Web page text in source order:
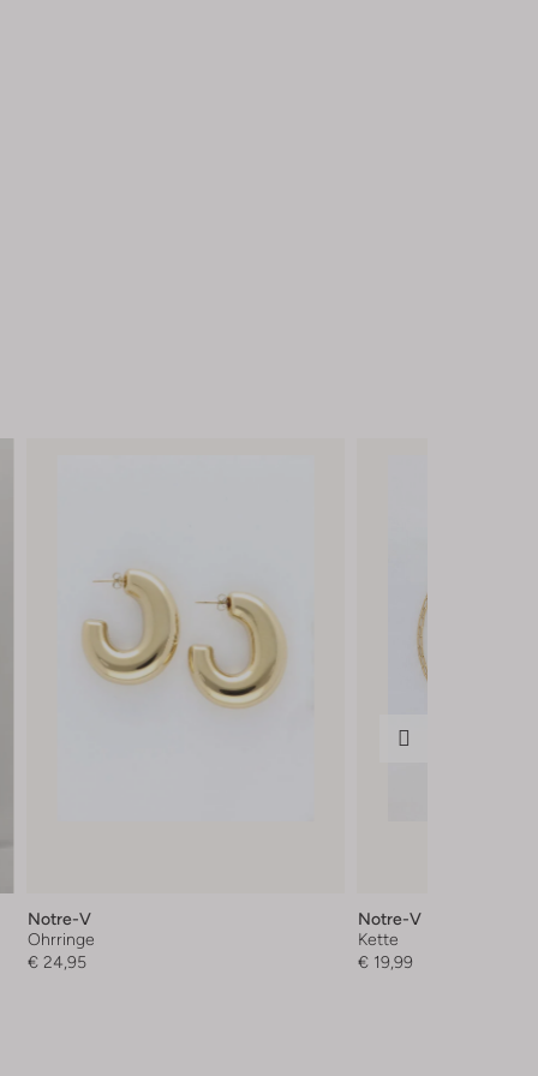
Notre-V
Ohrringe
€ 24,95
Notre-V
Kette
€ 19,99